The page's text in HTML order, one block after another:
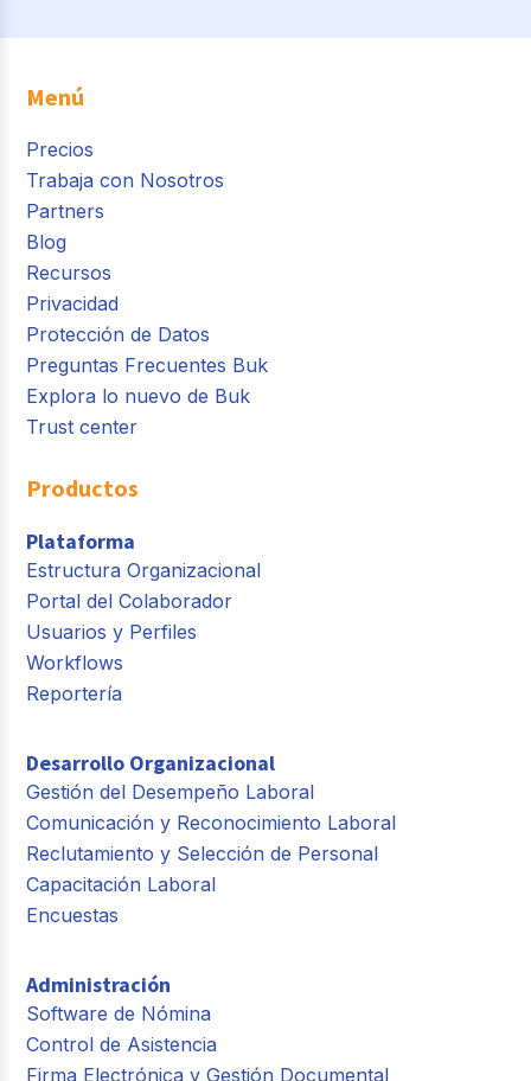
Menú
Precios
Trabaja con Nosotros
Partners
Blog
Recursos
Privacidad
Protección de Datos
Preguntas Frecuentes Buk
Explora lo nuevo de Buk
Trust center
Productos
Plataforma
Estructura Organizacional
Portal del Colaborador
Usuarios y Perfiles
Workflows
Reportería
Desarrollo Organizacional
Gestión del Desempeño Laboral
Comunicación y Reconocimiento Laboral
Reclutamiento y Selección de Personal
Capacitación Laboral
Encuestas
Administración
Software de Nómina
Control de Asistencia
Firma Electrónica y Gestión Documental